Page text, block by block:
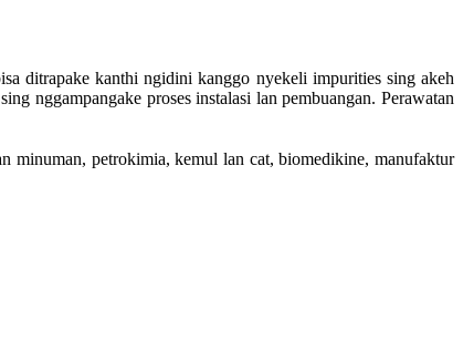
ditrapake kanthi ngidini kanggo nyekeli impurities sing akeh
nggampangake proses instalasi lan pembuangan. Perawatan
petrokimia, kemul lan cat, biomedikine, manufaktur